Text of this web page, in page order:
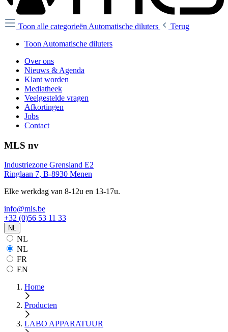
Toon alle categorieën Automatische diluters
Terug
Toon Automatische diluters
Over ons
Nieuws & Agenda
Klant worden
Mediatheek
Veelgestelde vragen
Afkortingen
Jobs
Contact
MLS nv
Industriezone Grensland E2
Ringlaan 7, B-8930 Menen
Elke werkdag van 8-12u en 13-17u.
info@mls.be
+32 (0)56 53 11 33
NL
NL
NL
FR
EN
Home
Producten
LABO APPARATUUR